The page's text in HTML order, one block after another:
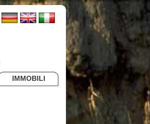
IMMOBILI